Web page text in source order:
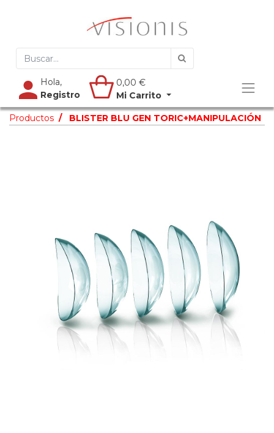
Hola,
Registro
0,00 €
Mi Carrito
Productos BLISTER BLU GEN TORIC+MANIPULACIÓN